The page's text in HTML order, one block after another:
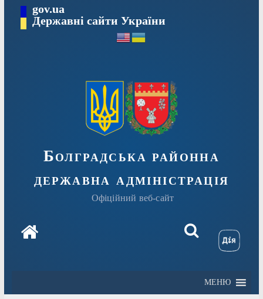
Перейтиgov.ua
Державні сайти України
Болградська районна
державна адміністрація
Офіційний веб-сайт
МЕНЮ